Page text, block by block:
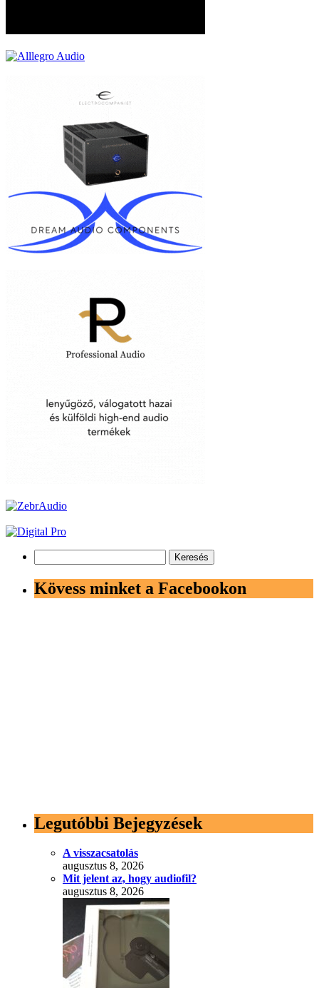
Kövess minket a Facebookon
Legutóbbi Bejegyzések
A visszacsatolás
augusztus 8, 2026
Mit jelent az, hogy audiofil?
augusztus 8, 2026